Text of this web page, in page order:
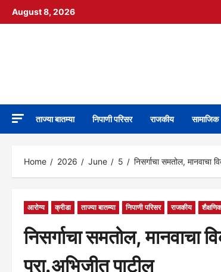
Skip
August 8, 2026
ताज्या बातम्या निपाणी परिसर राजकीय सामाजिक
Home 2026 June 5 निसर्गाचा समतोल, मानवाचा
आरोग्य क्रीडा ताज्या बातम्या निपाणी परिसर राजकीय
निसर्गाचा समतोल, मानवाचा
प्रा.अभिजीत पाटील